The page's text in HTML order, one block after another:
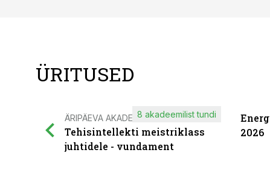
ÜRITUSED
ÄRIPÄEVA AKADEEMIA
Tehisintellekti meistriklass
juhtidele - vundament
8 akadeemilist tundi
2026